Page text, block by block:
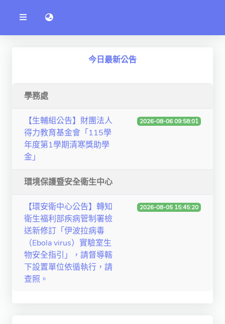
公
告
系
資訊學院
人文社社會學院
電機通訊學院
通識教學部
獨立學術單位
Version
語言切換 language switch
今日最新公告
學務處
【生輔組公告】財團法人
得力教育基金會「115學
年度第1學期清寒獎助學
金」
2026-08-06 09:58:01
環境保護暨安全衛生中心
【環安衛中心公告】轉知
衛生福利部疾病管制署檢
送新修訂「伊波拉病毒
（Ebola virus）實驗室生
物安全指引」，請督導轄
下設置單位依循執行，請
查照。
2026-08-05 15:45:20